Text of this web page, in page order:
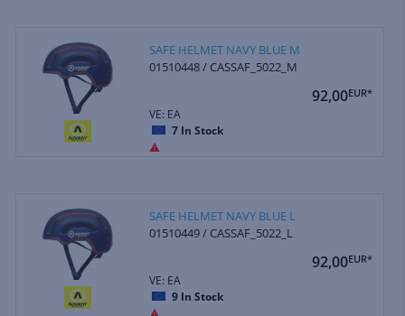
SAFE HELMET NAVY BLUE M
01510448 / CASSAF_5022_M
92,00EUR*
VE: EA
7 In Stock
SAFE HELMET NAVY BLUE L
01510449 / CASSAF_5022_L
92,00EUR*
VE: EA
9 In Stock